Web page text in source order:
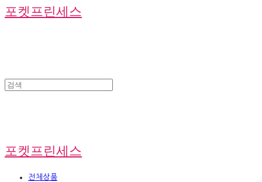
포켓프린세스
포켓프린세스
전체상품